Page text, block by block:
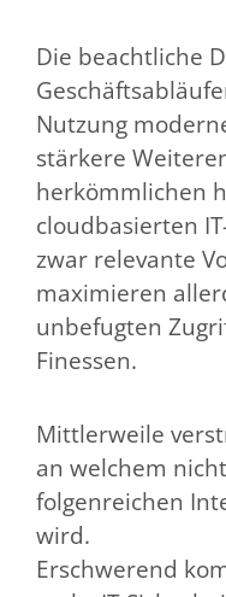
Die beachtliche
Nutzung
stärkere
herkömmlichen
cloudbasierten
zwar relevante
maximieren
unbefugten
Finessen.
Mittlerweile
an welchem
folgenreichen
wird.
Erschwerend